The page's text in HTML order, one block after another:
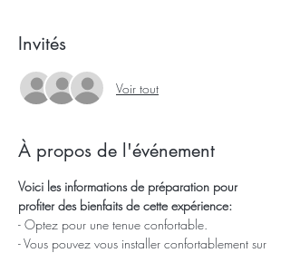
Invités
Voir tout
À propos de l'événement
Voici les informations de préparation pour
profiter des bienfaits de cette expérience:
- Optez pour une tenue confortable.
- Vous pouvez vous installer confortablement sur